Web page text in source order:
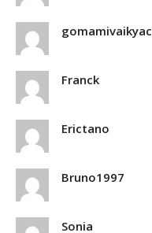
Franck
Erictano
Bruno1997
Sonia